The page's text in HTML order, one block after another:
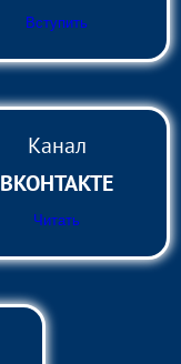
Вступить
Канал
ВКОНТАКТЕ
Читать